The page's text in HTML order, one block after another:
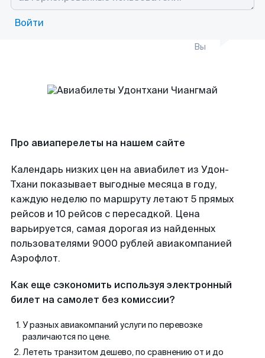
Войти
Вы
Про авиаперелеты на нашем сайте
Календарь низких цен на авиабилет из Удон-
Тхани показывает выгодные месяца в году,
каждую неделю по маршруту летают 5 прямых
рейсов и 10 рейсов с пересадкой. Цена
варьируется, самая дорогая из найденных
пользователями 9000 рублей авиакомпанией
Аэрофлот.
Как еще сэкономить используя электронный
билет на самолет без комиссии?
У разных авиакомпаний услуги по перевозке
различаются по цене.
Лететь транзитом дешево, по сравнению от и до